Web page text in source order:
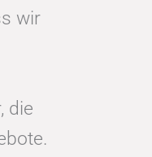
wir
die